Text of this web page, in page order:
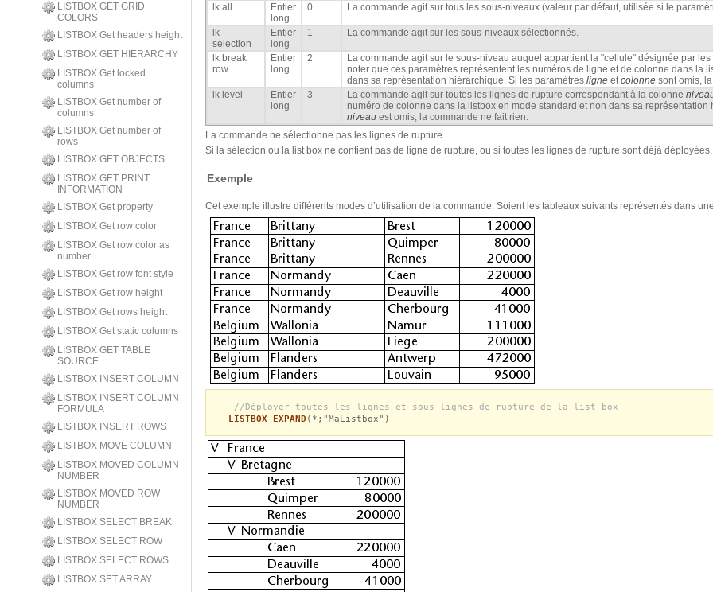
LISTBOX GET GRID
COLORS
LISTBOX Get headers height
LISTBOX GET HIERARCHY
LISTBOX Get locked
columns
LISTBOX Get number of
columns
LISTBOX Get number of
rows
LISTBOX GET OBJECTS
LISTBOX GET PRINT
INFORMATION
LISTBOX Get property
LISTBOX Get row color
LISTBOX Get row color as
number
LISTBOX Get row font style
LISTBOX Get row height
LISTBOX Get rows height
LISTBOX Get static columns
LISTBOX GET TABLE
SOURCE
LISTBOX INSERT COLUMN
LISTBOX INSERT COLUMN
FORMULA
LISTBOX INSERT ROWS
LISTBOX MOVE COLUMN
LISTBOX MOVED COLUMN
NUMBER
LISTBOX MOVED ROW
NUMBER
LISTBOX SELECT BREAK
LISTBOX SELECT ROW
LISTBOX SELECT ROWS
LISTBOX SET ARRAY
lk all
Entier
long
0 La commande agit sur tous les sous-niveaux (valeur par défaut, utilisée si le
lk
selection
Entier
long
1 La commande agit sur les sous-niveaux sélectionnés.
lk break
row
Entier
long
2 La commande agit sur le sous-niveau auquel appartient la "cellule" désignée par
noter que ces paramètres représentent les numéros de ligne et de colonne dans la
dans sa représentation hiérarchique. Si les paramètres ligne etcolonne sont omis,
lk level
Entier
long
3 La commande agit sur toutes les lignes de rupture correspondant à la colonne
numéro de colonne dans la listbox en mode standard et non dans sa représentation
niveau est omis, la commande ne fait rien.
La commande ne sélectionne pas les lignes de rupture.
Si la sélection ou la list box ne contient pas de ligne de rupture, ou si toutes les lignes de rupture sont déjà
Exemple
Cet exemple illustre différents modes d’utilisation de la commande. Soient les tableaux suivants représentés dans
//Déployer toutes les lignes et sous-lignes de rupture de la list box
LISTBOX EXPAND (*;"MaListbox")